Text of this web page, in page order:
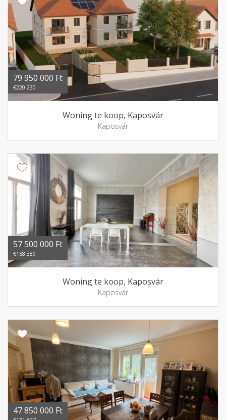
79 950 000 Ft
€220 230
Woning te koop, Kaposvár
Kaposvár
57 500 000 Ft
€158 389
Woning te koop, Kaposvár
Kaposvár
47 850 000 Ft